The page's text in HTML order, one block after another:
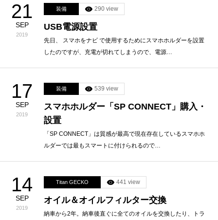
21
SEP
2019
装備 290 view
USB電源設置
先日、 スマホをナビ で使用するためにスマホホルダーを設置
したのですが、充電が切れてしまうので、電源…
17
SEP
2019
装備 539 view
スマホホルダー「SP CONNECT」購入・
設置
「SP CONNECT」は質感が最高で現在存在しているスマホホ
ルダーでは最もスマートに付けられるので…
14
SEP
2019
Titan GECKO 441 view
オイル＆オイルフィルター交換
納車から2年。納車後直ぐに全てのオイルを交換したり、トラ
CONTACT